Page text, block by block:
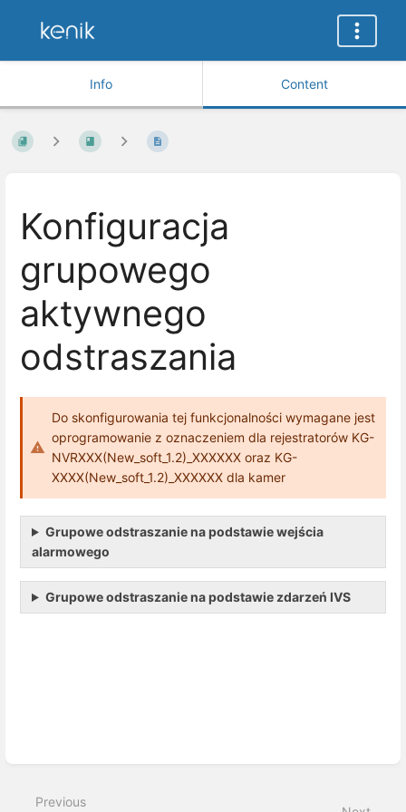
Info Content
Konfiguracja
grupowego
aktywnego
odstraszania
Do skonfigurowania tej funkcjonalności wymagane jest
oprogramowanie z oznaczeniem dla rejestratorów KG-
NVRXXX(New_soft_1.2)_XXXXXX oraz KG-
XXXX(New_soft_1.2)_XXXXXX dla kamer
Grupowe odstraszanie na podstawie wejścia
alarmowego
Grupowe odstraszanie na podstawie zdarzeń IVS
Previous